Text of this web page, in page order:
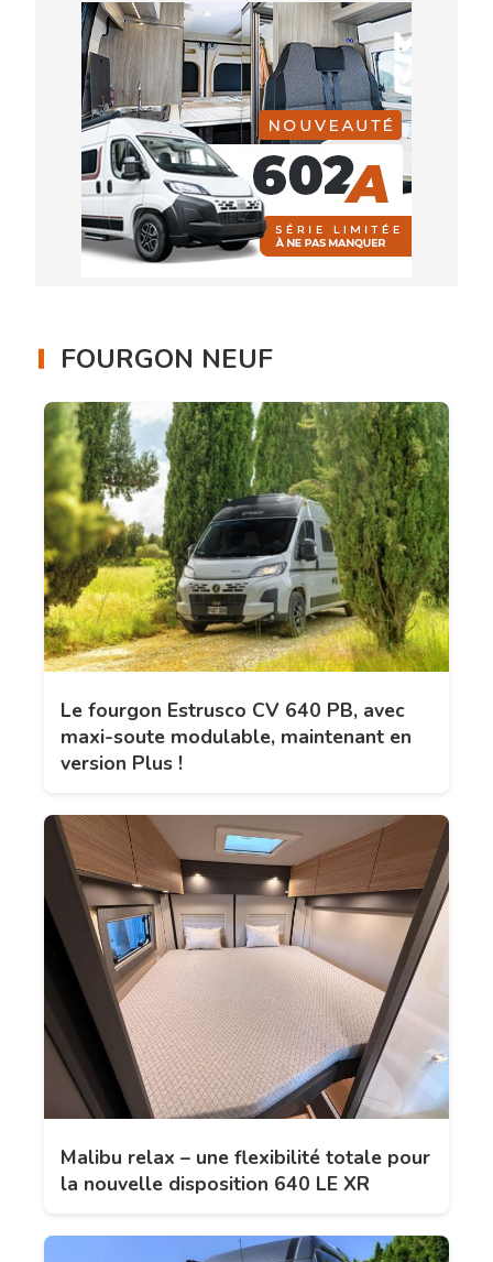
FOURGON NEUF
Le fourgon Estrusco CV 640 PB, avec
maxi-soute modulable, maintenant en
version Plus !
Malibu relax – une flexibilité totale pour
la nouvelle disposition 640 LE XR